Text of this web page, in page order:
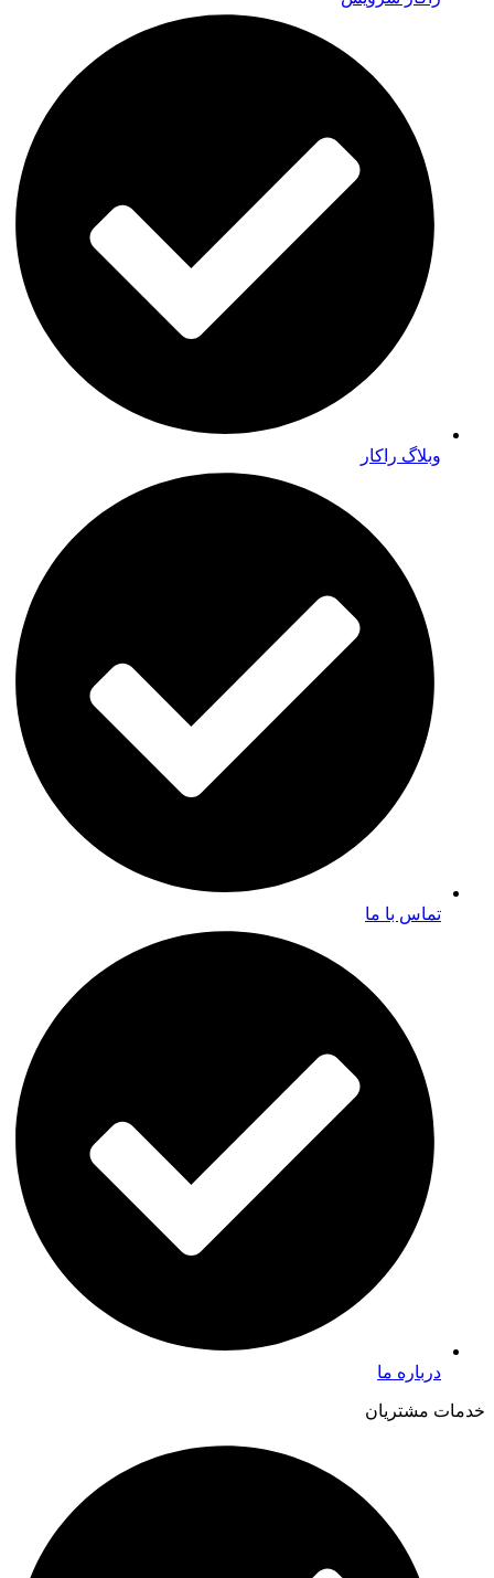
وبلاگ راکار
تماس با ما
درباره ما
خدمات مشتریان